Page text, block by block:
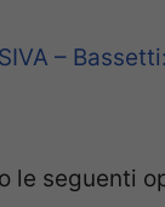
–
le seguenti